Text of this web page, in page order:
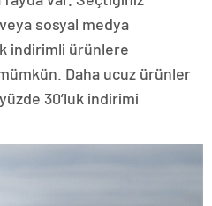
sosyal medya
indirimli ürünlere
Daha ucuz ürünler
30’luk indirimi